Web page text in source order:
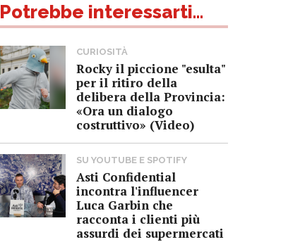
Potrebbe interessarti...
CURIOSITÀ
Rocky il piccione "esulta"
per il ritiro della
delibera della Provincia:
«Ora un dialogo
costruttivo» (Video)
SU YOUTUBE E SPOTIFY
Asti Confidential
incontra l'influencer
Luca Garbin che
racconta i clienti più
assurdi dei supermercati